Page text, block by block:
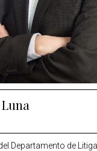
Departamento de